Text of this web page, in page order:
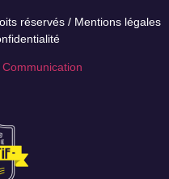
réservés / Mentions légales
Communication